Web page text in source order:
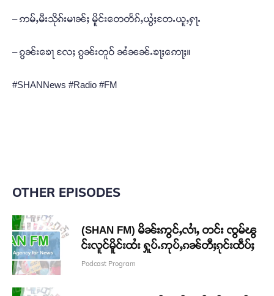
– ဢမ်ႇမီးသိုၵ်းမၢၼ်ႈ မိူင်းတေတႅၵ်ႇယွႆႈတႄႉယူႇႁႃႉ
– ၵွၼ်းၶေႃ လႄႈ ၵွၼ်းတူဝ် ၼႆၼၼ်ႉၶႃႈဢေႃႈ။
#SHANNews #Radio #FM
OTHER EPISODES
(SHAN FM) မိၼ်းဢွင်ႇလၢႆႇ တင်း ၸွမ်ၽွ
င်းလူင်မိူင်းထႆး ႁူပ်ႉဢုပ်ႇၵၼ်တီႈၵုင်းထဵပ်ႈ
Podcast Program